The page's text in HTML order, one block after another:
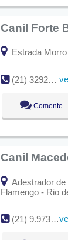
Canil Forte
Estrada
(21) 3292-6486
Comente
Canil
Adestrador
Flamengo - Rio
(21) 9.9732-5698